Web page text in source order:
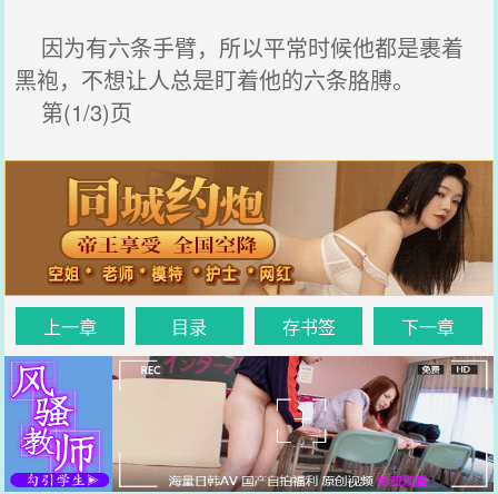
因为有六条手臂，所以平常时候他都是裹着
黑袍，不想让人总是盯着他的六条胳膊。
第(1/3)页
上一章 目录 存书签 下一章